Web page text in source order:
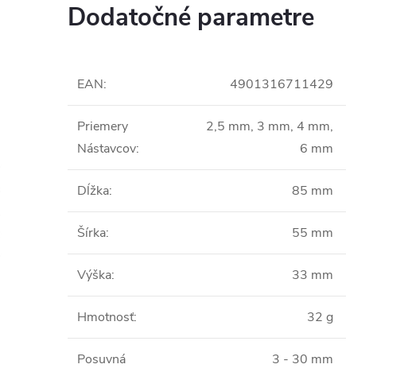
Dodatočné parametre
EAN: 4901316711429
Priemery
Nástavcov:
2,5 mm, 3 mm, 4 mm,
6 mm
Dĺžka: 85 mm
Šírka: 55 mm
Výška: 33 mm
Hmotnosť: 32 g
Posuvná
3 - 30 mm